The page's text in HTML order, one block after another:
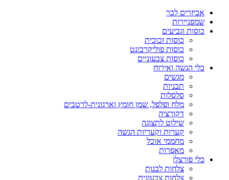
אביזרים לבר
שמפניירות
כוסות וגביעים
כוסות זכוכית
כוסות פוליקרבונט
כוסות צבעוניים
כלי הגשה ואירוח
מגשים
תבניות
סלסלות
מלח ופלפל, שמן חומץ וארגונית-לרטבים
דקורציה
שילוט לתצוגה
קערות וקעריות הגשה
מחממי אוכל
מאפרות
כלי פורצלן
צלחות לבנות
צלחות צבעונית